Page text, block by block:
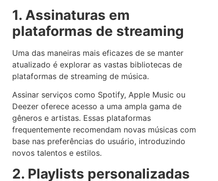
1. Assinaturas em
plataformas de streaming
Uma das maneiras mais eficazes de se manter
atualizado é explorar as vastas bibliotecas de
plataformas de streaming de música.
Assinar serviços como Spotify, Apple Music ou
Deezer oferece acesso a uma ampla gama de
gêneros e artistas. Essas plataformas
frequentemente recomendam novas músicas com
base nas preferências do usuário, introduzindo
novos talentos e estilos.
2. Playlists personalizadas